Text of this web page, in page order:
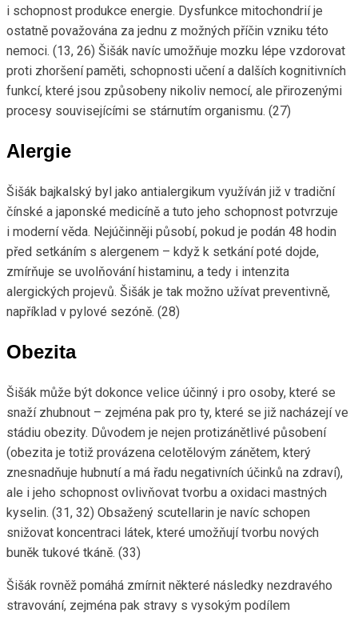
i schopnost produkce energie. Dysfunkce mitochondrií je
ostatně považována za jednu z možných příčin vzniku této
nemoci. (13, 26) Šišák navíc umožňuje mozku lépe vzdorovat
proti zhoršení paměti, schopnosti učení a dalších kognitivních
funkcí, které jsou způsobeny nikoliv nemocí, ale přirozenými
procesy souvisejícími se stárnutím organismu. (27)
Alergie
Šišák bajkalský byl jako antialergikum využíván již v tradiční
čínské a japonské medicíně a tuto jeho schopnost potvrzuje
i moderní věda. Nejúčinněji působí, pokud je podán 48 hodin
před setkáním s alergenem – když k setkání poté dojde,
zmírňuje se uvolňování histaminu, a tedy i intenzita
alergických projevů. Šišák je tak možno užívat preventivně,
například v pylové sezóně. (28)
Obezita
Šišák může být dokonce velice účinný i pro osoby, které se
snaží zhubnout – zejména pak pro ty, které se již nacházejí ve
stádiu obezity. Důvodem je nejen protizánětlivé působení
(obezita je totiž provázena celotělovým zánětem, který
znesnadňuje hubnutí a má řadu negativních účinků na zdraví),
ale i jeho schopnost ovlivňovat tvorbu a oxidaci mastných
kyselin. (31, 32) Obsažený scutellarin je navíc schopen
snižovat koncentraci látek, které umožňují tvorbu nových
buněk tukové tkáně. (33)
Šišák rovněž pomáhá zmírnit některé následky nezdravého
stravování, zejména pak stravy s vysokým podílem